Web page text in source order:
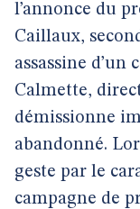
l’annonce du
Caillaux,
assassine d’un
Calmette,
démissionne
abandonné.
geste par le
campagne de